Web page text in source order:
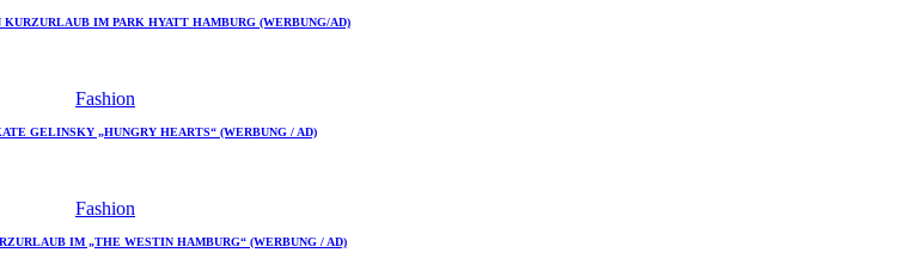
IM PARK HYATT HAMBURG (WERBUNG/AD)
Fashion
GELINSKY „HUNGRY HEARTS“ (WERBUNG / AD)
Fashion
IM „THE WESTIN HAMBURG“ (WERBUNG / AD)